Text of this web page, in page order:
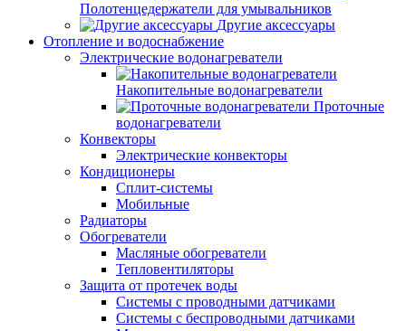
Полотенцедержатели для умывальников
Другие аксессуары
Отопление и водоснабжение
Электрические водонагреватели
Накопительные водонагреватели
Проточные
водонагреватели
Конвекторы
Электрические конвекторы
Кондиционеры
Сплит-системы
Мобильные
Радиаторы
Обогреватели
Масляные обогреватели
Тепловентиляторы
Защита от протечек воды
Системы с проводными датчиками
Системы с беспроводными датчиками